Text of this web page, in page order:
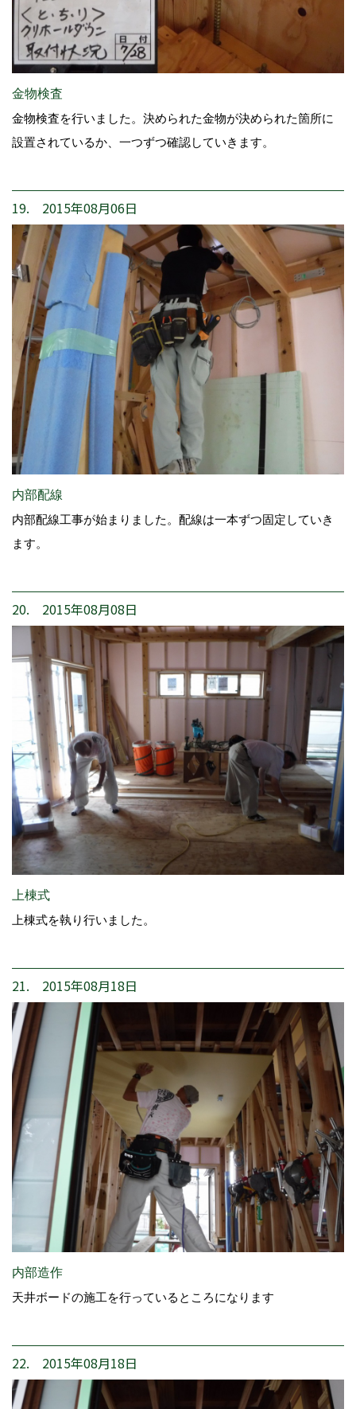
金物検査
金物検査を行いました。決められた金物が決められた箇所に
設置されているか、一つずつ確認していきます。
19. 2015年08月06日
内部配線
内部配線工事が始まりました。配線は一本ずつ固定していき
ます。
20. 2015年08月08日
上棟式
上棟式を執り行いました。
21. 2015年08月18日
内部造作
天井ボードの施工を行っているところになります
22. 2015年08月18日